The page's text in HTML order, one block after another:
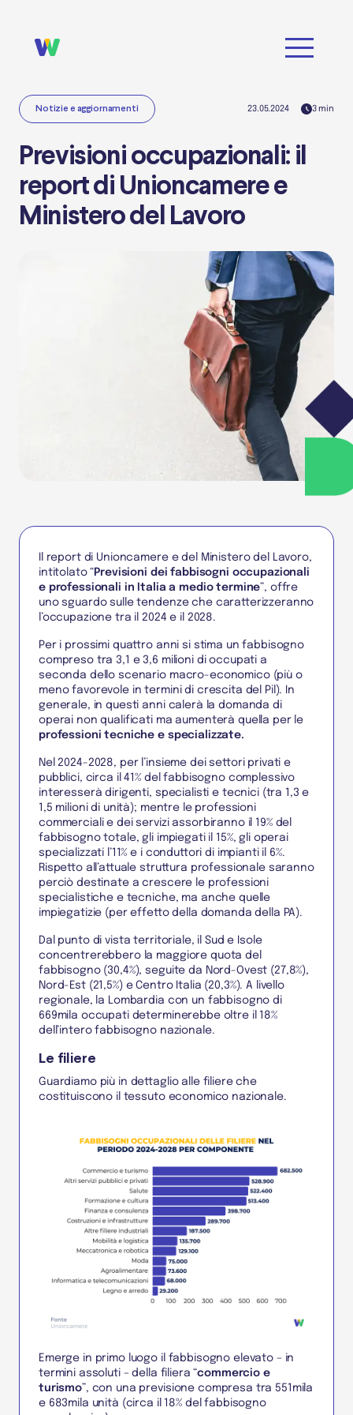
Notizie e aggiornamenti 23.05.2024 3min
Previsioni occupazionali: il
report di Unioncamere e
Ministero del Lavoro
Il report di Unioncamere e del Ministero del Lavoro,
intitolato “Previsioni dei fabbisogni occupazionali
e professionali in Italia a medio termine”, offre
uno sguardo sulle tendenze che caratterizzeranno
l’occupazione tra il 2024 e il 2028.
Per i prossimi quattro anni si stima un fabbisogno
compreso tra 3,1 e 3,6 milioni di occupati a
seconda dello scenario macro-economico (più o
meno favorevole in termini di crescita del Pil). In
generale, in questi anni calerà la domanda di
operai non qualificati ma aumenterà quella per le
professioni tecniche e specializzate.
Nel 2024-2028, per l’insieme dei settori privati e
pubblici, circa il 41% del fabbisogno complessivo
interesserà dirigenti, specialisti e tecnici (tra 1,3 e
1,5 milioni di unità); mentre le professioni
commerciali e dei servizi assorbiranno il 19% del
fabbisogno totale, gli impiegati il 15%, gli operai
specializzati l’11% e i conduttori di impianti il 6%.
Rispetto all’attuale struttura professionale saranno
perciò destinate a crescere le professioni
specialistiche e tecniche, ma anche quelle
impiegatizie (per effetto della domanda della PA).
Dal punto di vista territoriale, il Sud e Isole
concentrerebbero la maggiore quota del
fabbisogno (30,4%), seguite da Nord-Ovest (27,8%),
Nord-Est (21,5%) e Centro Italia (20,3%). A livello
regionale, la Lombardia con un fabbisogno di
669mila occupati determinerebbe oltre il 18%
dell’intero fabbisogno nazionale.
Le filiere
Guardiamo più in dettaglio alle filiere che
costituiscono il tessuto economico nazionale.
Emerge in primo luogo il fabbisogno elevato – in
termini assoluti – della filiera “commercio e
turismo”, con una previsione compresa tra 551mila
e 683mila unità (circa il 18% del fabbisogno